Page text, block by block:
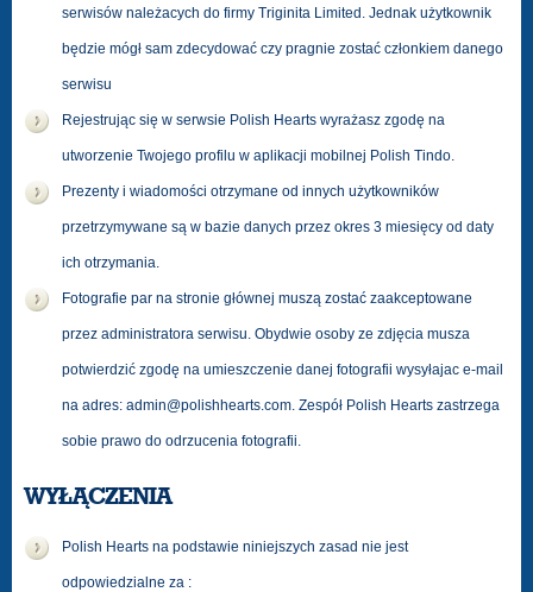
serwisów należacych do firmy Triginita Limited. Jednak użytkownik
będzie mógł sam zdecydować czy pragnie zostać członkiem danego
serwisu
Rejestrując się w serwsie Polish Hearts wyrażasz zgodę na
utworzenie Twojego profilu w aplikacji mobilnej Polish Tindo.
Prezenty i wiadomości otrzymane od innych użytkowników
przetrzymywane są w bazie danych przez okres 3 miesięcy od daty
ich otrzymania.
Fotografie par na stronie głównej muszą zostać zaakceptowane
przez administratora serwisu. Obydwie osoby ze zdjęcia musza
potwierdzić zgodę na umieszczenie danej fotografii wysyłajac e-mail
na adres: admin@polishhearts.com. Zespół Polish Hearts zastrzega
sobie prawo do odrzucenia fotografii.
WYŁĄCZENIA
Polish Hearts na podstawie niniejszych zasad nie jest
odpowiedzialne za :